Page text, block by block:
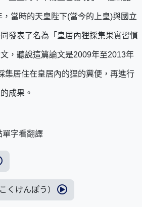
當時的天皇陛下(當今的上皇)與國立
發表了名為「皇居內狸採集果實習慣
，聽說這篇論文是2009年至2013年
集居住在皇居內的狸的糞便，再進行
成果。
單字看翻譯
くけんぽう）